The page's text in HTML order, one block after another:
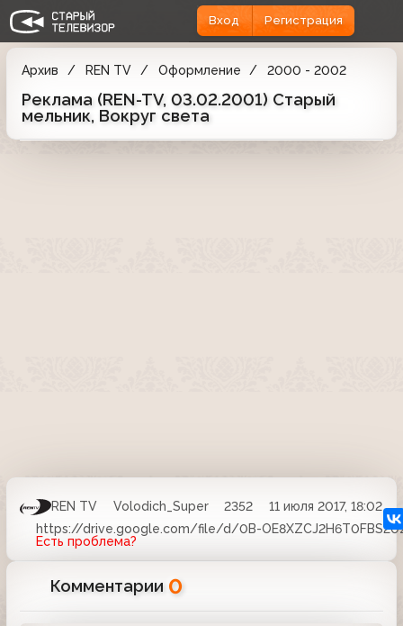
Вход Регистрация
Архив REN TV Оформление 2000 - 2002
Реклама (REN-TV, 03.02.2001) Старый
мельник, Вокруг света
REN TV Volodich_Super 2352
11 июля 2017, 18:02
https://drive.google.com/file/d/0B-
Есть проблема?
Комментарии 0